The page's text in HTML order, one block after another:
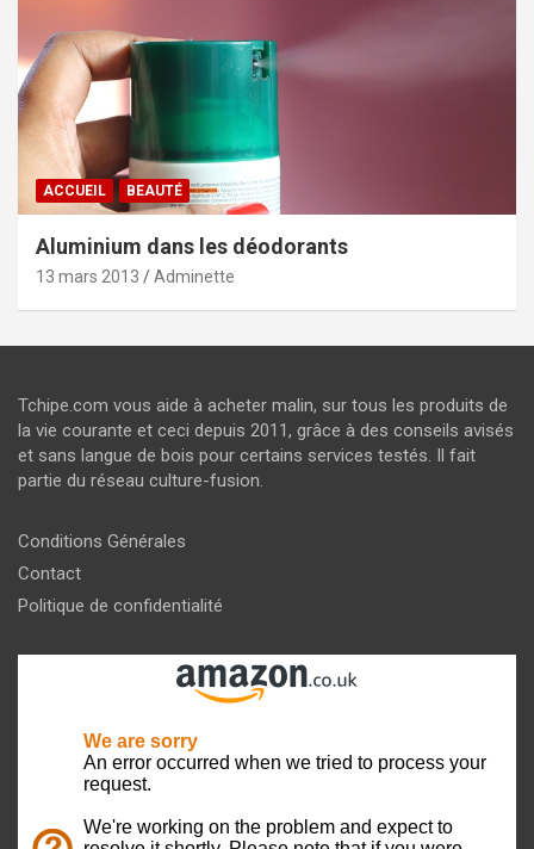
ACCUEIL BEAUTÉ
Aluminium dans les déodorants
13 mars 2013 Adminette
Tchipe.com vous aide à acheter malin, sur tous les produits de
la vie courante et ceci depuis 2011, grâce à des conseils avisés
et sans langue de bois pour certains services testés. Il fait
partie du réseau culture-fusion.
Conditions Générales
Contact
Politique de confidentialité